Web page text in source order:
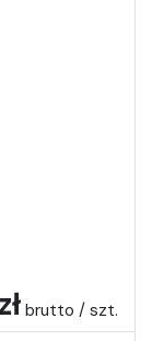
brutto / szt.